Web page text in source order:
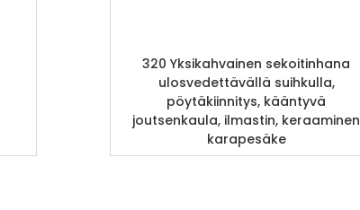
320 Yksikahvainen sekoitinhana
ulosvedettävällä suihkulla,
pöytäkiinnitys, kääntyvä
joutsenkaula, ilmastin, keraaminen
karapesäke